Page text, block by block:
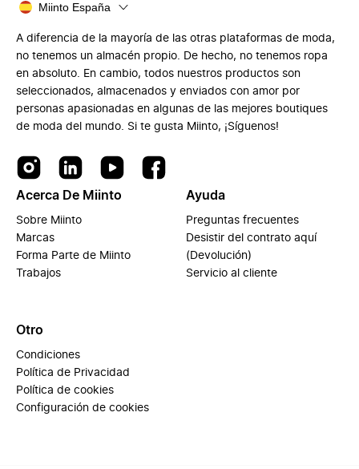
Miinto España
A diferencia de la mayoría de las otras plataformas de moda,
no tenemos un almacén propio. De hecho, no tenemos ropa
en absoluto. En cambio, todos nuestros productos son
seleccionados, almacenados y enviados con amor por
personas apasionadas en algunas de las mejores boutiques
de moda del mundo. Si te gusta Miinto, ¡Síguenos!
Acerca De Miinto
Sobre Miinto
Marcas
Forma Parte de Miinto
Trabajos
Ayuda
Preguntas frecuentes
Desistir del contrato aquí
(Devolución)
Servicio al cliente
Otro
Condiciones
Política de Privacidad
Política de cookies
Configuración de cookies